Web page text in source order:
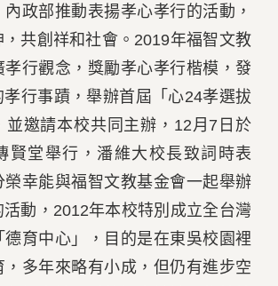
部推動表揚孝心孝行的活動，
共創祥和社會。2019年福智文教
孝行觀念，獎勵孝心孝行楷模，發
行事蹟，舉辦首屆「心24孝選拔
並邀請本校共同主辦，12月7日於
賢堂舉行，潘維大校長致詞時表
榮幸能與福智文教基金會一起舉辦
動，2012年本校特別成立全台灣
德育中心」，目的是在東吳校園裡
多年來略有小成，但仍有進步空